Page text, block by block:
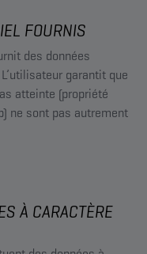
FOURNIS
des données
garantit que
atteinte (propriété
ne sont pas autrement
À CARACTÈRE